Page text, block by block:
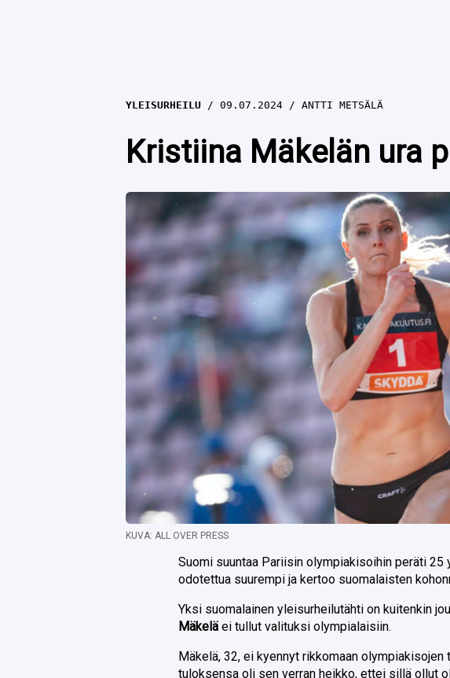
YLEISURHEILU 09.07.2024 ANTTI METSÄLÄ
Kristiina Mäkelän ura
KUVA: ALL OVER PRESS
Suomi suuntaa Pariisin olympiakisoihin peräti 25
odotettua suurempi ja kertoo suomalaisten
Yksi suomalainen yleisurheilutähti on kuitenkin
Mäkelä ei tullut valituksi olympialaisiin.
Mäkelä, 32, ei kyennyt rikkomaan olympiakisojen
tuloksensa oli sen verran heikko, ettei sillä ollut